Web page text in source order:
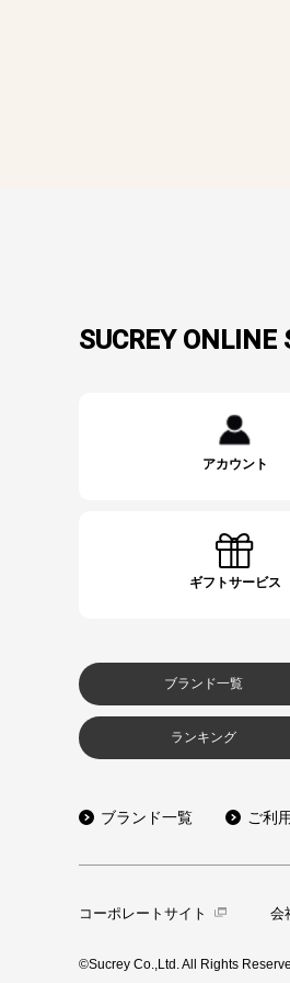
SUCREY ONLINE
アカウント
ギフトサービス
ブランド一覧
ランキング
ブランド一覧 ご利
コーポレートサイト 会
©Sucrey Co.,Ltd. All Rights